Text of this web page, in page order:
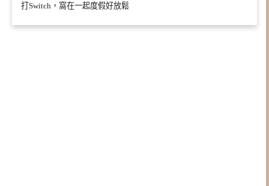
打Switch，窩在一起度假好放鬆